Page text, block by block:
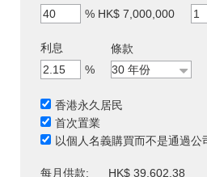
% HK$ 7,000,000
利息
%
條款
香港永久居民
首次置業
以個人名義購買而不是通過公
每月供款:
HK$ 39,602.38